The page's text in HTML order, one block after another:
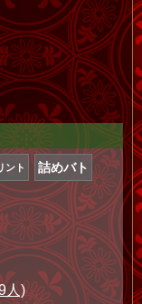
ント 詰めバト
人)